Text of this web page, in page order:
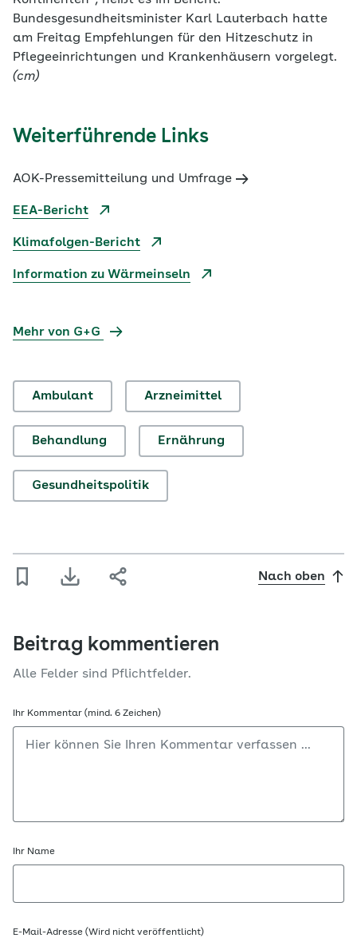
Bundesgesundheitsminister Karl Lauterbach hatte
am Freitag Empfehlungen für den Hitzeschutz in
Pflegeeinrichtungen und Krankenhäusern vorgelegt.
(cm)
Weiterführende Links
AOK-Pressemitteilung und Umfrage
EEA-Bericht
Klimafolgen-Bericht
Information zu Wärmeinseln
Mehr von G+G
Ambulant Arzneimittel
Behandlung Ernährung
Gesundheitspolitik
Nach oben
Beitrag kommentieren
Alle Felder sind Pflichtfelder.
Ihr Kommentar (mind. 6 Zeichen)
Ihr Name
E-Mail-Adresse (Wird nicht veröffentlicht)